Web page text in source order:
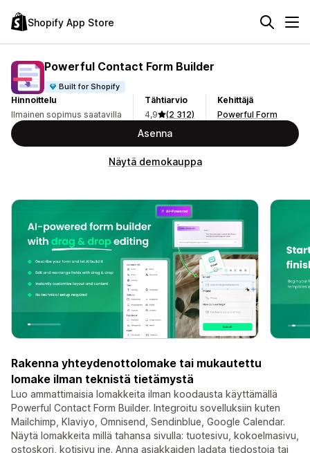
Shopify App Store
Powerful Contact Form Builder
Built for Shopify
Hinnoittelu
Ilmainen sopimus saatavilla
Tähtiarvio
4,9
(2 312)
Kehittäjä
Powerful Form
Asenna
Näytä demokauppa
Rakenna yhteydenottolomake tai mukautettu
lomake ilman teknistä tietämystä
Luo ammattimaisia lomakkeita ilman koodausta käyttämällä
Powerful Contact Form Builder. Integroitu sovelluksiin kuten
Mailchimp, Klaviyo, Omnisend, Sendinblue, Google Calendar.
Näytä lomakkeita millä tahansa sivulla: tuotesivu, kokoelmasivu,
ostoskori, kotisivu jne. Anna asiakkaiden ladata tiedostoja tai